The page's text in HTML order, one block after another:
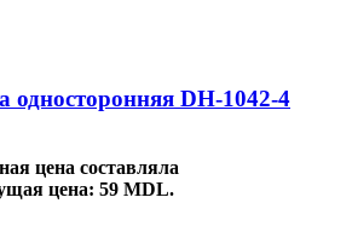
односторонняя DH-1042-4
цена составляла
цена: 59 MDL.